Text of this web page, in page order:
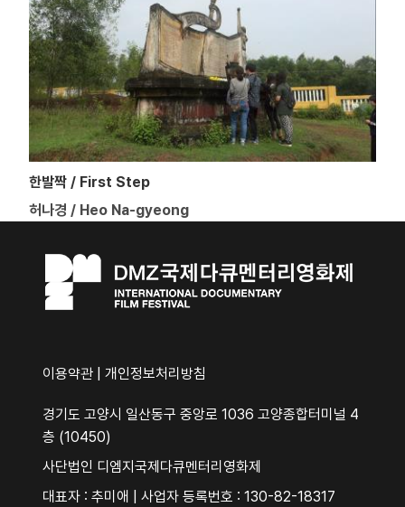
한발짝 / First Step
허나경 / Heo Na-gyeong
이용약관 개인정보처리방침
경기도 고양시 일산동구 중앙로 1036 고양종합터미널 4
층 (10450)
사단법인 디엠지국제다큐멘터리영화제
대표자 : 추미애 | 사업자 등록번호 : 130-82-18317